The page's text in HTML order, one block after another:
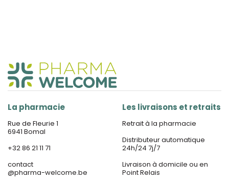
La pharmacie
Rue de Fleurie 1
6941 Bomal
+32 86 21 11 71
contact
@pharma-welcome.be
Les livraisons et retraits
Retrait à la pharmacie
Distributeur automatique
24h/24 7j/7
Livraison à domicile ou en
Point Relais